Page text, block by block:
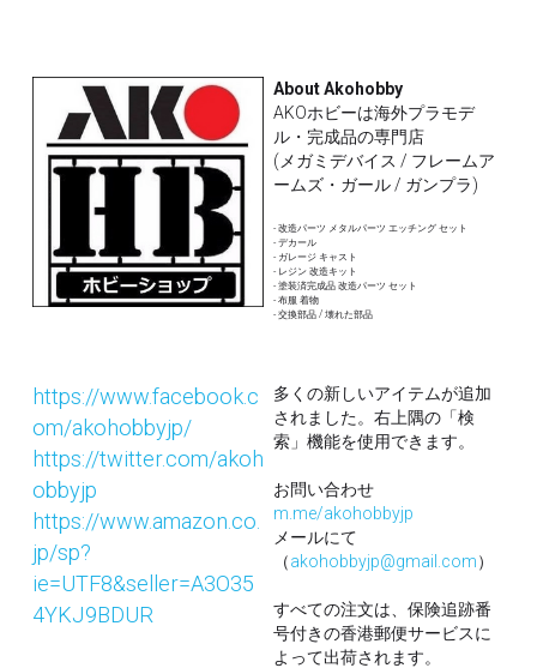
About Akohobby
AKOホビーは海外プラモデ
ル・完成品の専門店
(メガミデバイス / フレームア
ームズ・ガール / ガンプラ)
- 改造パーツ メタルパーツ エッチング セット
- デカール
- ガレージ キャスト
- レジン 改造キット
- 塗装済完成品 改造パーツ セット
- 布服 着物
- 交換部品 / 壊れた部品
https://www.facebook.c
om/akohobbyjp/
https://twitter.com/akoh
obbyjp
https://www.amazon.co.
jp/sp?
ie=UTF8&seller=A3O35
4YKJ9BDUR
多くの新しいアイテムが追加
されました。右上隅の「検
索」機能を使用できます。
お問い合わせ
m.me/akohobbyjp
メールにて
（akohobbyjp@gmail.com）
すべての注文は、保険追跡番
号付きの香港郵便サービスに
よって出荷されます。